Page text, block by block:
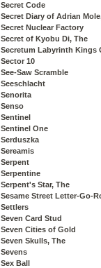
Secret Code
Secret Diary of Adrian
Secret Nuclear Factory
Secret of Kyobu Di, The
Secretum Labyrinth Kings
Sector 10
See-Saw Scramble
Seeschlacht
Senorita
Senso
Sentinel
Sentinel One
Serduszka
Sereamis
Serpent
Serpentine
Serpent's Star, The
Sesame Street Letter-Go-
Settlers
Seven Card Stud
Seven Cities of Gold
Seven Skulls, The
Sevens
Sex Ball